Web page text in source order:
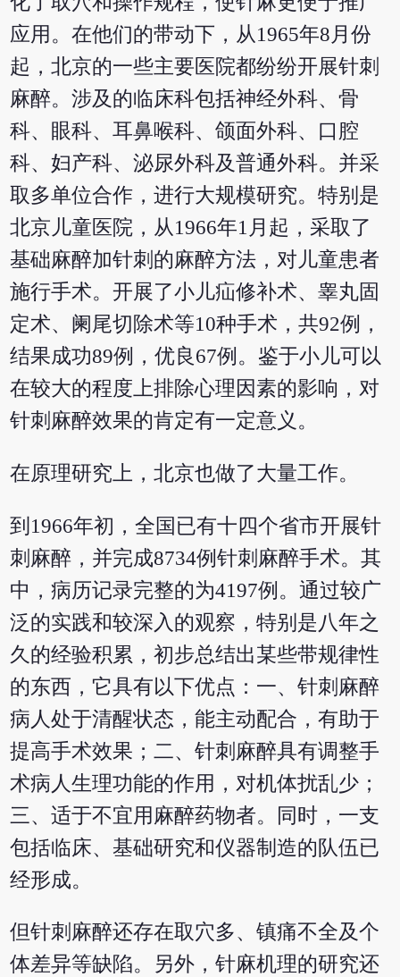
应用。在他们的带动下，从1965年8月份
起，北京的一些主要医院都纷纷开展针刺
麻醉。涉及的临床科包括神经外科、骨
科、眼科、耳鼻喉科、颌面外科、口腔
科、妇产科、泌尿外科及普通外科。并采
取多单位合作，进行大规模研究。特别是
北京儿童医院，从1966年1月起，采取了
基础麻醉加针刺的麻醉方法，对儿童患者
施行手术。开展了小儿疝修补术、睾丸固
定术、阑尾切除术等10种手术，共92例，
结果成功89例，优良67例。鉴于小儿可以
在较大的程度上排除心理因素的影响，对
针刺麻醉效果的肯定有一定意义。
在原理研究上，北京也做了大量工作。
到1966年初，全国已有十四个省市开展针
刺麻醉，并完成8734例针刺麻醉手术。其
中，病历记录完整的为4197例。通过较广
泛的实践和较深入的观察，特别是八年之
久的经验积累，初步总结出某些带规律性
的东西，它具有以下优点：一、针刺麻醉
病人处于清醒状态，能主动配合，有助于
提高手术效果；二、针刺麻醉具有调整手
术病人生理功能的作用，对机体扰乱少；
三、适于不宜用麻醉药物者。同时，一支
包括临床、基础研究和仪器制造的队伍已
经形成。
但针刺麻醉还存在取穴多、镇痛不全及个
体差异等缺陷。另外，针麻机理的研究还